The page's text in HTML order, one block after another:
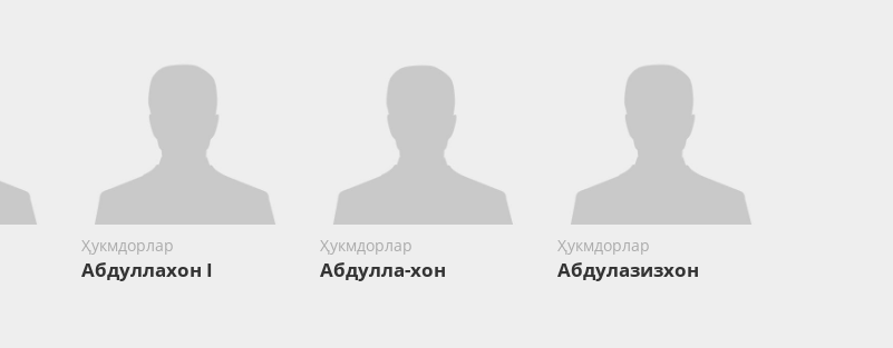
Ҳукмдорлар
Абдуллахон I
Ҳукмдорлар
Абдулла-хон
Ҳукмдорлар
Абдулазизхон